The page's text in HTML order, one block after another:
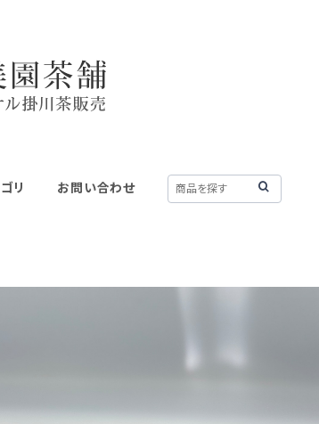
リ お問い合わせ